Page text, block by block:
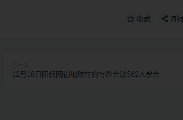
收藏 海报
12月18日阳叔网创地球村的特邀会议562人参会